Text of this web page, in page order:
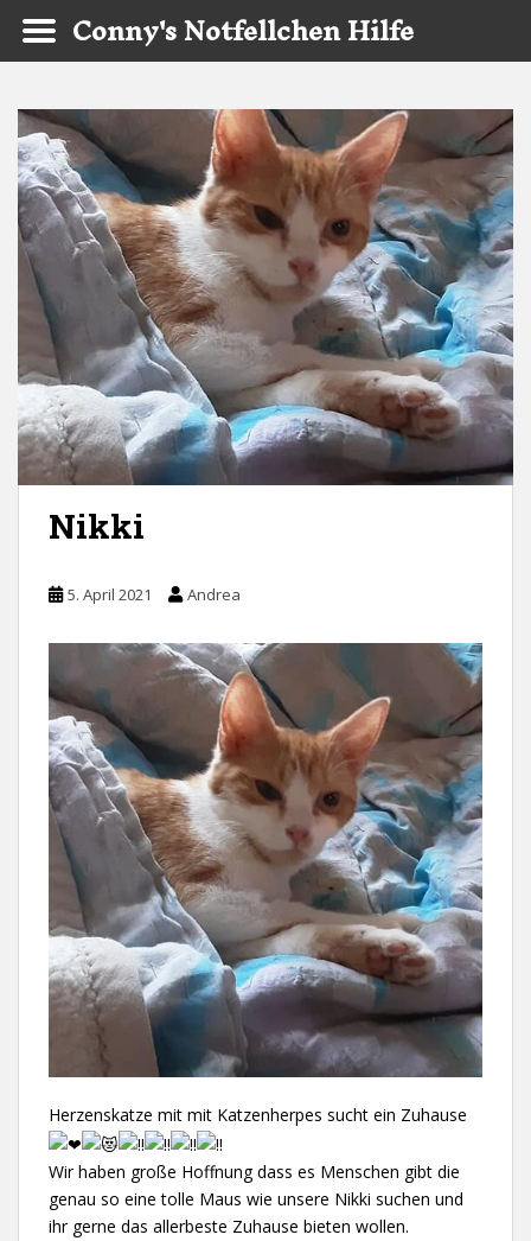
Nikki
5. April 2021 Andrea
Herzenskatze mit mit Katzenherpes sucht ein Zuhause
Wir haben große Hoffnung dass es Menschen gibt die
genau so eine tolle Maus wie unsere Nikki suchen und
ihr gerne das allerbeste Zuhause bieten wollen.
Conny's Notfellchen Hilfe